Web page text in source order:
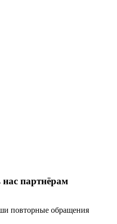
нас партнёрам
повторные обращения